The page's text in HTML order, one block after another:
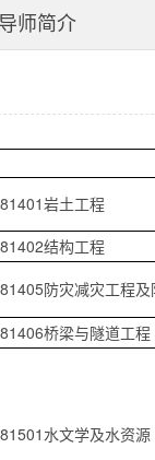
导师简介
岩土工程
结构工程
防灾减灾工程
桥梁与隧道工程
水文学及水资源